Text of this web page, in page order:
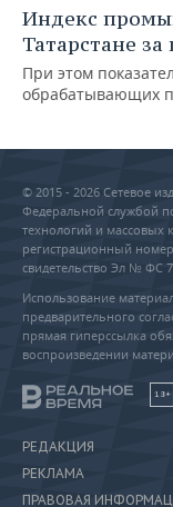
Индекс
Татарстане за
При этом
обрабатывающих
© 2015 - 2026 Сетевое
Федеральной службой
технологий и массовых
регистрационный
свидетельство Эл № ФС
Использование
предварительного
прямая гиперссылка
воспроизведении
18+
РЕДАКЦИЯ
РЕКЛАМА
ПРАВОВАЯ